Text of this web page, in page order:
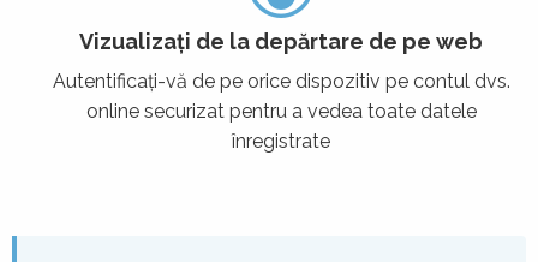
Vizualizați de la depărtare de pe web
Autentificați-vă de pe orice dispozitiv pe contul dvs.
online securizat pentru a vedea toate datele
înregistrate